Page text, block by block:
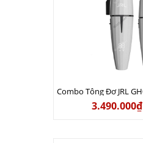
3.490.000₫